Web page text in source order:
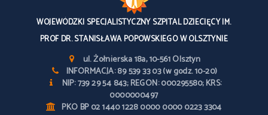
WOJEWÓDZKI SPECJALISTYCZNY SZPITAL DZIECIĘCY IM.
PROF DR. STANISŁAWA POPOWSKIEGO W OLSZTYNIE
ul. Żołnierska 18a, 10-561 Olsztyn
INFORMACJA: 89 539 33 03 (w godz. 10-20)
NIP: 739 29 54 843; REGON: 000295580; KRS:
0000000497
PKO BP 02 1440 1228 0000 0000 0223 3304